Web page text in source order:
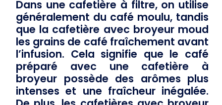
Dans une cafetière à filtre, on utilise
généralement du café moulu, tandis
que la cafetière avec broyeur moud
les grains de café fraîchement avant
l’infusion. Cela signifie que le café
préparé avec une cafetière à
broyeur possède des arômes plus
intenses et une fraîcheur inégalée.